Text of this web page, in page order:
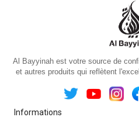
Al Bayyinah est votre source de
et autres produits qui reflètent
Informations